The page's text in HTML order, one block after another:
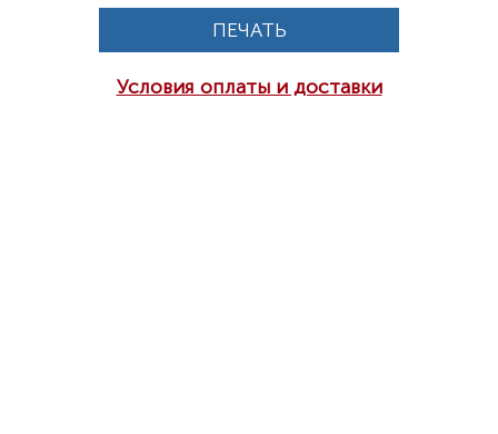
ПЕЧАТЬ
Условия оплаты и доставки